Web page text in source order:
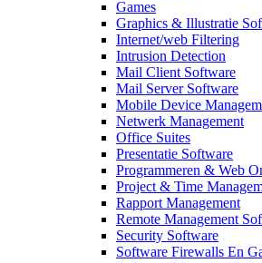
Games
Graphics & Illustratie
Internet/web Filtering
Intrusion Detection
Mail Client Software
Mail Server Software
Mobile Device
Netwerk Management
Office Suites
Presentatie Software
Programmeren & Web
Project & Time
Rapport Management
Remote Management
Security Software
Software Firewalls En